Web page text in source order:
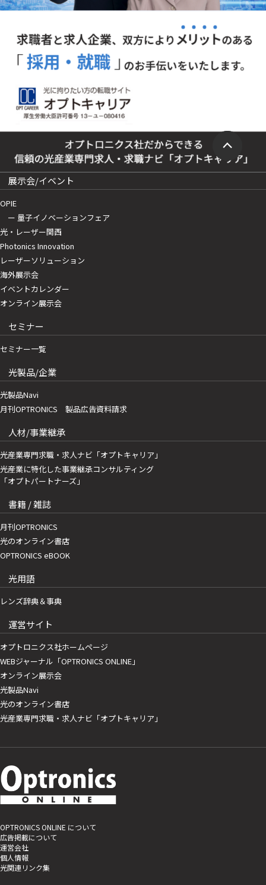
展示会/イベント
OPIE
ー 量子イノベーションフェア
光・レーザー関西
Photonics Innovation
レーザーソリューション
海外展示会
イベントカレンダー
オンライン展示会
セミナー
セミナー一覧
光製品/企業
光製品Navi
月刊OPTRONICS 製品広告資料請求
人材/事業継承
光産業専門求職・求人ナビ「オプトキャリア」
光産業に特化した事業継承コンサルティング
「オプトパートナーズ」
書籍 / 雑誌
月刊OPTRONICS
光のオンライン書店
OPTRONICS eBOOK
光用語
レンズ辞典＆事典
運営サイト
オプトロニクス社ホームページ
WEBジャーナル「OPTRONICS ONLINE」
オンライン展示会
光製品Navi
光のオンライン書店
光産業専門求職・求人ナビ「オプトキャリア」
OPTRONICS ONLINE について
広告掲載について
運営会社
個人情報
光関連リンク集